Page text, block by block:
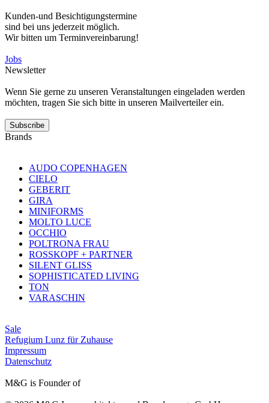
Kunden-und Besichtigungstermine
sind bei uns jederzeit möglich.
Wir bitten um Terminvereinbarung!
Jobs
Newsletter
Wenn Sie gerne zu unseren Veranstaltungen eingeladen werden
möchten, tragen Sie sich bitte in unseren Mailverteiler ein.
Subscribe
Brands
AUDO COPENHAGEN
CIELO
GEBERIT
GIRA
MINIFORMS
MOLTO LUCE
OCCHIO
POLTRONA FRAU
ROSSKOPF + PARTNER
SILENT GLISS
SOPHISTICATED LIVING
TON
VARASCHIN
Sale
Refugium Lunz für Zuhause
Impressum
Datenschutz
M&G is Founder of